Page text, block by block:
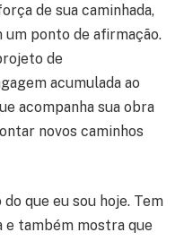
de sua caminhada,
um ponto de afirmação.
de
acumulada ao
acompanha sua obra
novos caminhos
que eu sou hoje. Tem
e também mostra que